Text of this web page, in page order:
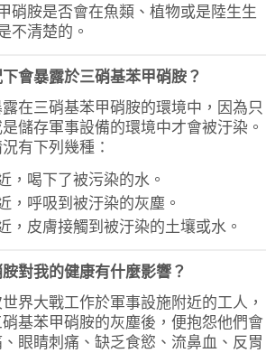
硝胺是否會在魚類、植物或是陸生生
不清楚的。
會暴露於三硝基苯甲硝胺？
在三硝基苯甲硝胺的環境中，因為只
儲存軍事設備的環境中才會被汙染。
有下列幾種：
，喝下了被污染的水。
，呼吸到被汙染的灰塵。
，皮膚接觸到被汙染的土壤或水。
對我的健康有什麼影響？
界大戰工作於軍事設施附近的工人，
基苯甲硝胺的灰塵後，便抱怨他們會
眼睛刺痛、缺乏食慾、流鼻血、反胃